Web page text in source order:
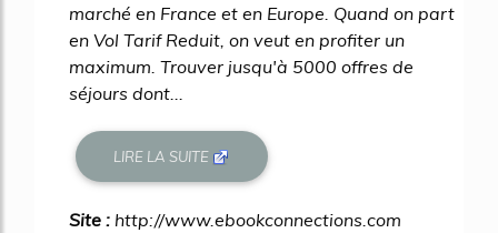
marché en France et en Europe. Quand on part
en Vol Tarif Reduit, on veut en profiter un
maximum. Trouver jusqu'à 5000 offres de
séjours dont...
LIRE LA SUITE
Site : http://www.ebookconnections.com